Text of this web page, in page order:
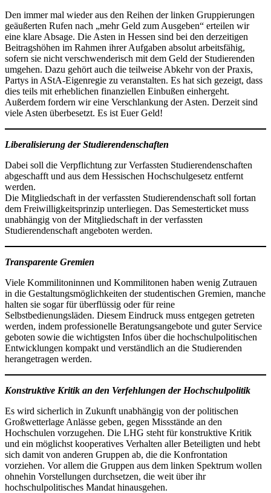
Den immer mal wieder aus den Reihen der linken Gruppierungen
geäußerten Rufen nach „mehr Geld zum Ausgeben“ erteilen wir
eine klare Absage. Die Asten in Hessen sind bei den derzeitigen
Beitragshöhen im Rahmen ihrer Aufgaben absolut arbeitsfähig,
sofern sie nicht verschwenderisch mit dem Geld der Studierenden
umgehen. Dazu gehört auch die teilweise Abkehr von der Praxis,
Partys in AStA-Eigenregie zu veranstalten. Es hat sich gezeigt, dass
dies teils mit erheblichen finanziellen Einbußen einhergeht.
Außerdem fordern wir eine Verschlankung der Asten. Derzeit sind
viele Asten überbesetzt. Es ist Euer Geld!
Liberalisierung der Studierendenschaften
Dabei soll die Verpflichtung zur Verfassten Studierendenschaften
abgeschafft und aus dem Hessischen Hochschulgesetz entfernt
werden.
Die Mitgliedschaft in der verfassten Studierendenschaft soll fortan
dem Freiwilligkeitsprinzip unterliegen. Das Semesterticket muss
unabhängig von der Mitgliedschaft in der verfassten
Studierendenschaft angeboten werden.
Transparente Gremien
Viele Kommilitoninnen und Kommilitonen haben wenig Zutrauen
in die Gestaltungsmöglichkeiten der studentischen Gremien, manche
halten sie sogar für überflüssig oder für reine
Selbstbedienungsläden. Diesem Eindruck muss entgegen getreten
werden, indem professionelle Beratungsangebote und guter Service
geboten sowie die wichtigsten Infos über die hochschulpolitischen
Entwicklungen kompakt und verständlich an die Studierenden
herangetragen werden.
Konstruktive Kritik an den Verfehlungen der Hochschulpolitik
Es wird sicherlich in Zukunft unabhängig von der politischen
Großwetterlage Anlässe geben, gegen Missstände an den
Hochschulen vorzugehen. Die LHG steht für konstruktive Kritik
und ein möglichst kooperatives Verhalten aller Beteiligten und hebt
sich damit von anderen Gruppen ab, die die Konfrontation
vorziehen. Vor allem die Gruppen aus dem linken Spektrum wollen
ohnehin Vorstellungen durchsetzen, die weit über ihr
hochschulpolitisches Mandat hinausgehen.